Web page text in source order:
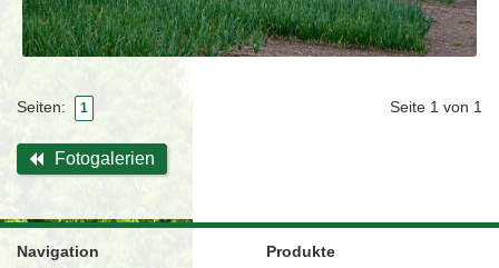
Seiten: 1 Seite 1 von 1
Fotogalerien
Navigation
Produkte